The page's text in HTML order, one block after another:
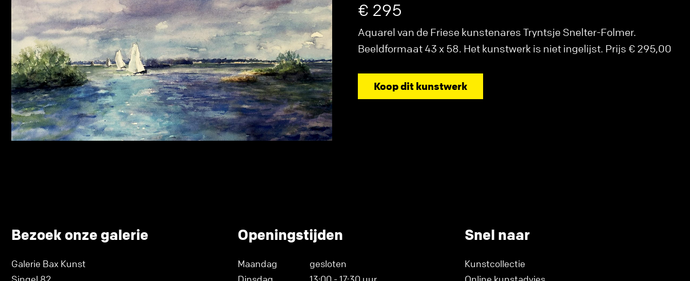
€ 295
Aquarel van de Friese kunstenares Tryntsje Snelter-Folmer.
Beeldformaat 43 x 58. Het kunstwerk is niet ingelijst. Prijs € 295,00
Koop dit kunstwerk
Bezoek onze galerie
Galerie Bax Kunst
Openingstijden
Maandag
gesloten
Snel naar
Kunstcollectie